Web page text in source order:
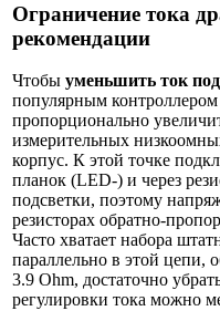
Ограничение тока
рекомендации
Чтобы уменьшить ток
популярным
пропорционально
измерительных
корпус. К этой точке
планок (LED-) и через
подсветки, поэтому
резисторах обратно-
Часто хватает набора
параллельно в этой цепи,
3.9 Ohm, достаточно
регулировки тока можно